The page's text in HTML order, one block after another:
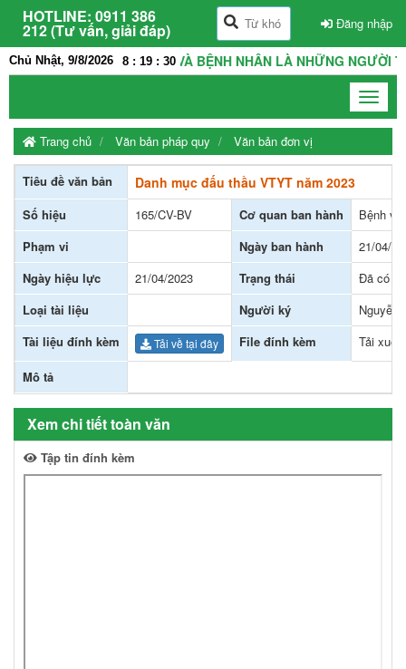
HOTLINE: 0911 386
212 (Tư vấn, giải đáp) Đăng nhập
Chủ Nhật, 9/8/2026 8 : 19 : 30
LÀ NHÀ, THẦY THUỐC VÀ BỆNH NHÂN LÀ NHỮNG NGƯỜI
Toggle
Trang chủ
Văn bản pháp quy Văn bản đơn vị
Tiêu đề văn bản Danh mục đấu thầu VTYT năm 2023
Số hiệu 165/CV-BV Cơ quan ban hành
Bệnh
Phạm vi
Ngày ban hành
21/04/
Ngày hiệu lực
21/04/2023 Trạng thái
Đã có
Loại tài liệu
Người ký
Nguyễn
Tài liệu đính kèm
Tải về tại đây File đính kèm Tải
Mô tả
Xem chi tiết toàn văn
Tập tin đính kèm